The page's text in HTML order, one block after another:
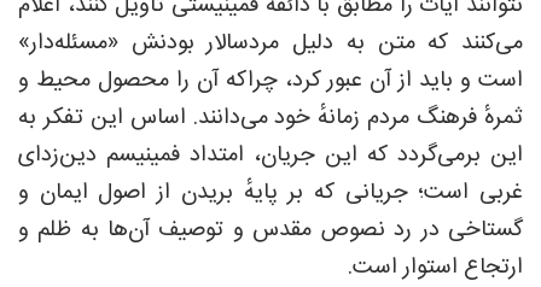
می‌کنند که متن به ‌دلیل مردسالار بودنش «مسئله‌دار»
است و باید از آن عبور کرد، چراکه آن را محصول محیط و
ثمرهٔ فرهنگ مردم زمانهٔ خود می‌دانند. اساس این تفکر به
این برمی‌گردد که این جریان، امتداد فمینیسم دین‌زدای
غربی است؛ جریانی که بر پایهٔ بریدن از اصول ایمان و
گستاخی در رد نصوص مقدس و توصیف آن‌ها به ظلم و
ارتجاع استوار است.